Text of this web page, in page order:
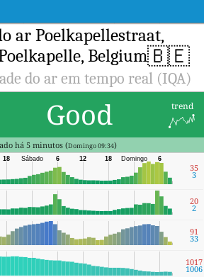
ar Poelkapellestraat,
Belgium🇧🇪
do ar em tempo real (IQA)
Good trend
há 5 minutos (Domingo 09:34)
6
Domingo
18
12
6
Sábado
18
35
3
20
2
91
33
1017
1006